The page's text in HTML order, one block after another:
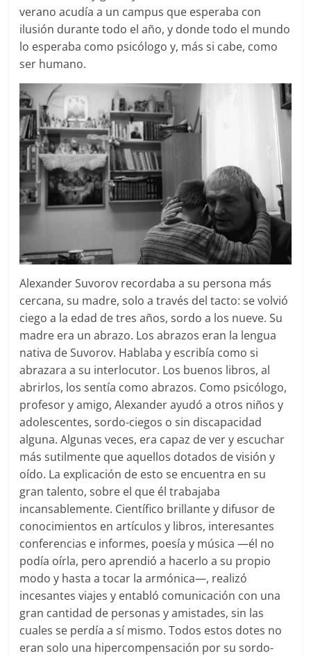
verano acudía a un campus que esperaba con
ilusión durante todo el año, y donde todo el mundo
lo esperaba como psicólogo y, más si cabe, como
ser humano.
Alexander Suvorov recordaba a su persona más
cercana, su madre, solo a través del tacto: se volvió
ciego a la edad de tres años, sordo a los nueve. Su
madre era un abrazo. Los abrazos eran la lengua
nativa de Suvorov. Hablaba y escribía como si
abrazara a su interlocutor. Los buenos libros, al
abrirlos, los sentía como abrazos. Como psicólogo,
profesor y amigo, Alexander ayudó a otros niños y
adolescentes, sordo-ciegos o sin discapacidad
alguna. Algunas veces, era capaz de ver y escuchar
más sutilmente que aquellos dotados de visión y
oído. La explicación de esto se encuentra en su
gran talento, sobre el que él trabajaba
incansablemente. Científico brillante y difusor de
conocimientos en artículos y libros, interesantes
conferencias e informes, poesía y música —él no
podía oírla, pero aprendió a hacerlo a su propio
modo y hasta a tocar la armónica—, realizó
incesantes viajes y entabló comunicación con una
gran cantidad de personas y amistades, sin las
cuales se perdía a sí mismo. Todos estos dotes no
eran solo una hipercompensación por su sordo-